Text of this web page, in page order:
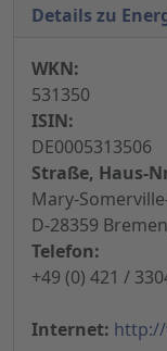
Details zu
WKN:
531350
ISIN:
DE0005313506
Straße, Haus-
Mary-
D-28359
Telefon:
+49 (0) 421 /
Internet: